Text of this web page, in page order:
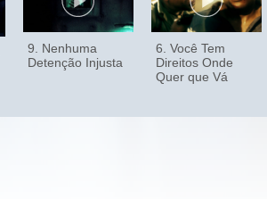
9. Nenhuma
Detenção Injusta
6. Você Tem
Direitos Onde
Quer que Vá